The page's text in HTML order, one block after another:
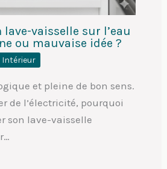
lave-vaisselle sur l’eau
ou mauvaise idée ?
Intérieur
et pleine de bon sens.
de l’électricité, pourquoi
son lave-vaisselle